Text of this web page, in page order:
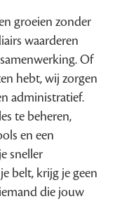
groeien zonder
waarderen
Of
hebt, wij zorgen
administratief.
te beheren,
en een
sneller
belt, krijg je geen
die jouw